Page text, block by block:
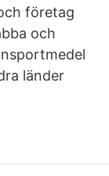
företag
och
länder